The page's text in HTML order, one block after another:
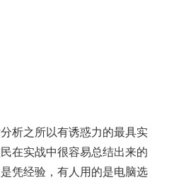
析之所以有诱惑力的最具实
在实战中很容易总结出来的
凭经验，有人用的是电脑选